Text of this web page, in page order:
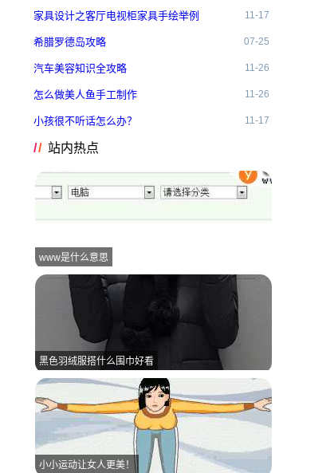
家具设计之客厅电视柜家具手绘举例 11-17
希腊罗德岛攻略 07-25
汽车美容知识全攻略 11-26
怎么做美人鱼手工制作 11-26
小孩很不听话怎么办？ 11-17
站内热点
www是什么意思
黑色羽绒服搭什么围巾好看
小小运动让女人更美！